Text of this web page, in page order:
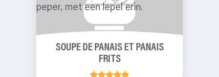
SOUPE DE PANAIS ET PANAIS
FRITS